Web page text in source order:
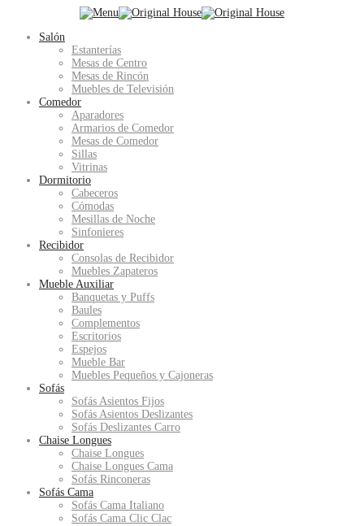
Salón
Estanterías
Mesas de Centro
Mesas de Rincón
Muebles de Televisión
Comedor
Aparadores
Armarios de Comedor
Mesas de Comedor
Sillas
Vitrinas
Dormitorio
Cabeceros
Cómodas
Mesillas de Noche
Sinfonieres
Recibidor
Consolas de Recibidor
Muebles Zapateros
Mueble Auxiliar
Banquetas y Puffs
Baules
Complementos
Escritorios
Espejos
Mueble Bar
Muebles Pequeños y Cajoneras
Sofás
Sofás Asientos Fijos
Sofás Asientos Deslizantes
Sofás Deslizantes Carro
Chaise Longues
Chaise Longues
Chaise Longues Cama
Sofás Rinconeras
Sofás Cama
Sofás Cama Italiano
Sofás Cama Clic Clac